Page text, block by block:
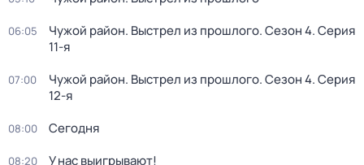
06:05 Чужой район. Выстрел из прошлого. Сезон 4. Серия
11-я
07:00 Чужой район. Выстрел из прошлого. Сезон 4. Серия
12-я
08:00 Сегодня
08:20 У нас выигрывают!